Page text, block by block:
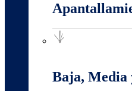
Baja, Media